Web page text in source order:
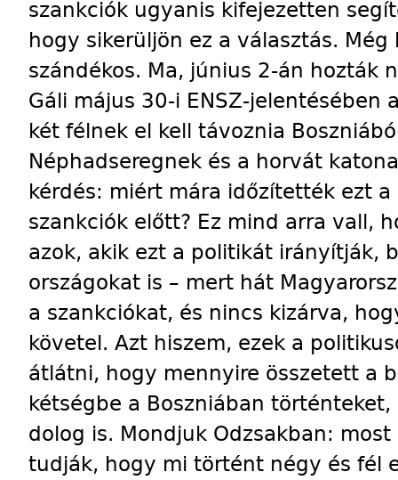
szankciók ugyanis kifejezetten
hogy sikerüljön ez a választás.
szándékos. Ma, június 2-án hozták
Gáli május 30-i ENSZ-jelentésében
két félnek el kell távoznia
Néphadseregnek és a horvát
kérdés: miért mára időzítették ezt
szankciók előtt? Ez mind arra vall,
azok, akik ezt a politikát irányítják,
országokat is – mert hát
a szankciókat, és nincs kizárva,
követel. Azt hiszem, ezek a
átlátni, hogy mennyire összetett a
kétségbe a Boszniában
dolog is. Mondjuk Odzsakban:
tudják, hogy mi történt négy és fél